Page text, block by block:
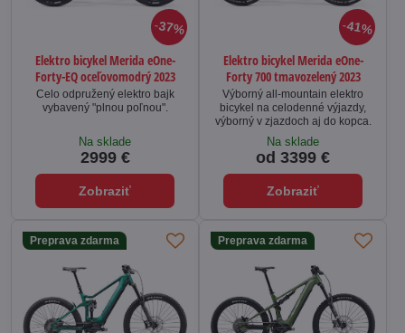
37%
Elektro bicykel Merida eOne-
Forty-EQ oceľovomodrý 2023
Celo odpružený elektro bajk
vybavený "plnou poľnou".
Na sklade
2999 €
Zobraziť
41%
Elektro bicykel Merida eOne-
Forty 700 tmavozelený 2023
Výborný all-mountain elektro
bicykel na celodenné výjazdy,
výborný v zjazdoch aj do kopca.
Na sklade
od 3399 €
Zobraziť
Preprava zdarma Preprava zdarma